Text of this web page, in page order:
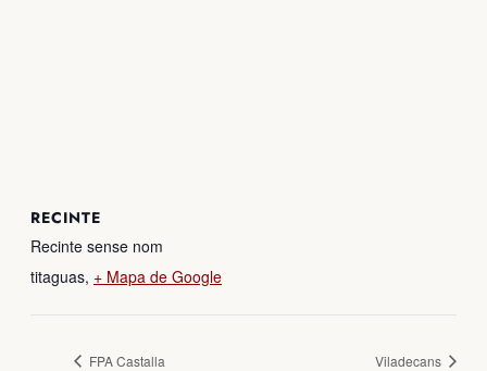
RECINTE
Recinte sense nom
titaguas, + Mapa de Google
FPA Castalla Viladecans